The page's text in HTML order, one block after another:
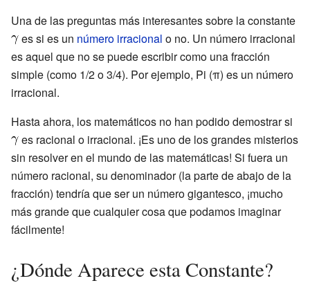
Una de las preguntas más interesantes sobre la constante
es si es un número irracional o no. Un número irracional
es aquel que no se puede escribir como una fracción
simple (como 1/2 o 3/4). Por ejemplo, Pi (π) es un número
irracional.
Hasta ahora, los matemáticos no han podido demostrar si
es racional o irracional. ¡Es uno de los grandes misterios
sin resolver en el mundo de las matemáticas! Si fuera un
número racional, su denominador (la parte de abajo de la
fracción) tendría que ser un número gigantesco, ¡mucho
más grande que cualquier cosa que podamos imaginar
fácilmente!
¿Dónde Aparece esta Constante?